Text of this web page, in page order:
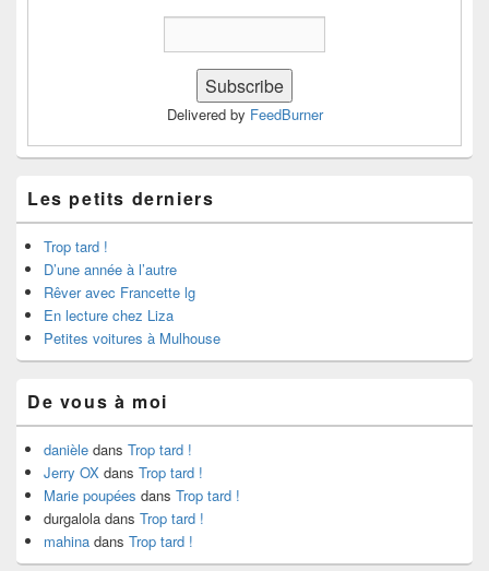
Delivered by FeedBurner
Les petits derniers
Trop tard !
D’une année à l’autre
Rêver avec Francette lg
En lecture chez Liza
Petites voitures à Mulhouse
De vous à moi
danièle dans Trop tard !
Jerry OX dans Trop tard !
Marie poupées dans Trop tard !
durgalola dans Trop tard !
mahina dans Trop tard !